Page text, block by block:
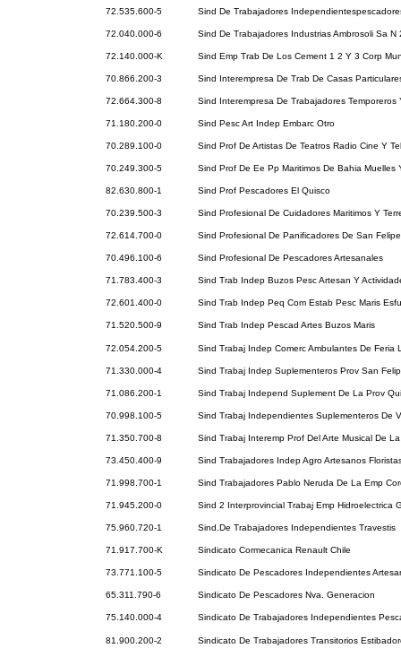
72.535.600-5 Sind De Trabajadores
72.040.000-6 Sind De Trabajadores Industrias Ambrosoli Sa N
72.140.000-K Sind Emp Trab De Los Cement 1 2 Y 3 Corp
70.866.200-3 Sind Interempresa De Trab De Casas
72.664.300-8 Sind Interempresa De Trabajadores Temporeros
71.180.200-0 Sind Pesc Art Indep Embarc Otro
70.289.100-0 Sind Prof De Artistas De Teatros Radio Cine Y
70.249.300-5 Sind Prof De Ee Pp Maritimos De Bahia Muelles
82.630.800-1 Sind Prof Pescadores El Quisco
70.239.500-3 Sind Profesional De Cuidadores Maritimos Y
72.614.700-0 Sind Profesional De Panificadores De San Felipe
70.496.100-6 Sind Profesional De Pescadores Artesanales
71.783.400-3 Sind Trab Indep Buzos Pesc Artesan Y
72.601.400-0 Sind Trab Indep Peq Com Estab Pesc Maris
71.520.500-9 Sind Trab Indep Pescad Artes Buzos Maris
72.054.200-5 Sind Trabaj Indep Comerc Ambulantes De Feria
71.330.000-4 Sind Trabaj Indep Suplementeros Prov San
71.086.200-1 Sind Trabaj Independ Suplement De La Prov
70.998.100-5 Sind Trabaj Independientes Suplementeros De
71.350.700-8 Sind Trabaj Interemp Prof Del Arte Musical De
73.450.400-9 Sind Trabajadores Indep Agro Artesanos
71.998.700-1 Sind Trabajadores Pablo Neruda De La Emp
71.945.200-0 Sind 2 Interprovincial Trabaj Emp Hidroelectrica
75.960.720-1 Sind.De Trabajadores Independientes Travestis
71.917.700-K Sindicato Cormecanica Renault Chile
73.771.100-5 Sindicato De Pescadores Independientes
65.311.790-6 Sindicato De Pescadores Nva. Generacion
75.140.000-4 Sindicato De Trabajadores Independientes
81.900.200-2 Sindicato De Trabajadores Transitorios